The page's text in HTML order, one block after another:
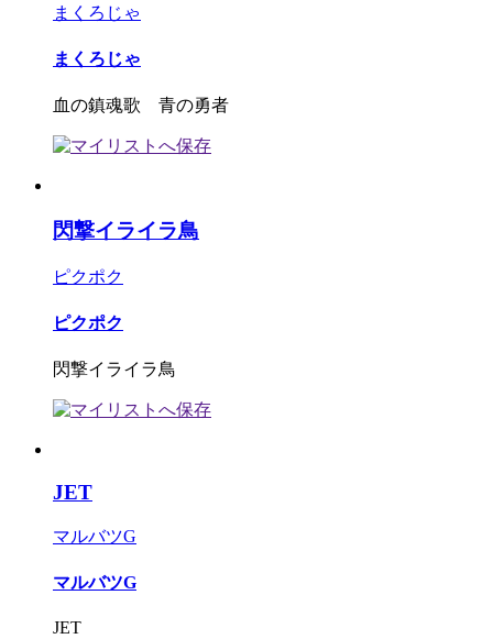
まくろじゃ
まくろじゃ
血の鎮魂歌 青の勇者
閃撃イライラ鳥
ピクポク
ピクポク
閃撃イライラ鳥
JET
マルバツG
マルバツG
JET